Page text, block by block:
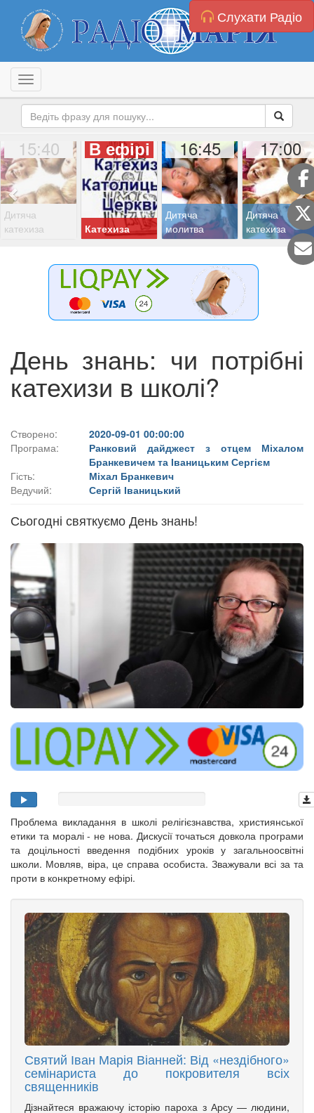
Слухати Радіо
Toggle navigation
15:40
Дитяча
катехиза
В ефірі
Катехиза
16:45
Дитяча
молитва
17:00
Дитяча
катехиза
День знань: чи потрібні
катехизи в школі?
Створено:
2020-09-01 00:00:00
Програма:
Ранковий дайджест з отцем Міхалом
Бранкевичем та Іваницьким Сергієм
Гість:
Міхал Бранкевич
Ведучий:
Сергій Іваницький
Сьогодні святкуємо День знань!
Проблема викладання в школі релігієзнавства, християнської
етики та моралі - не нова. Дискусії точаться довкола програми
та доцільності введення подібних уроків у загальноосвітні
школи. Мовляв, віра, це справа особиста. Зважували всі за та
проти в конкретному ефірі.
Святий Іван Марія Віанней: Від «нездібного»
семінариста до покровителя всіх
священників
Дізнайтеся вражаючу історію пароха з Арсу — людини,